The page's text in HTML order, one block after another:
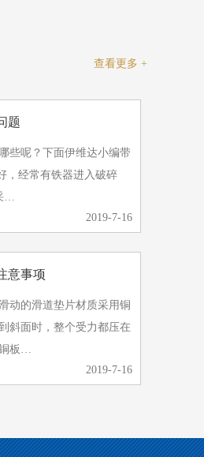
查看更多 +
题
些呢？下面伊维达小编带
…
2019-7-16
意事项
动的滑道垫片材质采用铜
斜面时，整个受力都压在
板…
2019-7-16